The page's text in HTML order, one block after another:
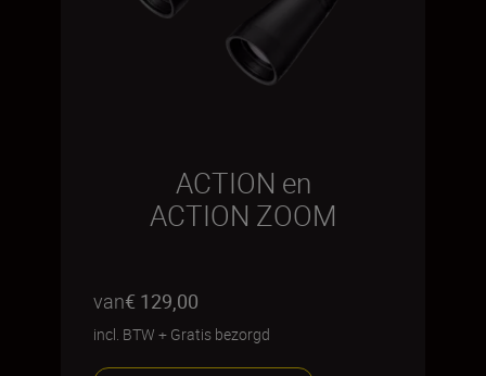
ACTION en
ACTION ZOOM
van€ 129,00
incl. BTW + Gratis bezorgd